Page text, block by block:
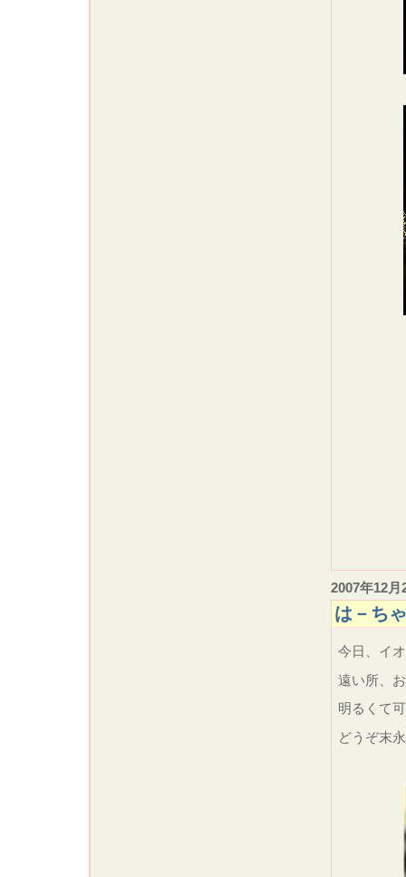
2007年12月
は－ち
今日、イ
遠い所、
明るくて
どうぞ末